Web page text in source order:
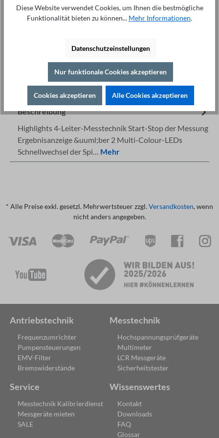
Details
Fachberatung unter
+49 421 277 9999
Beschreibung
Highlights 4-Leiter-Messtechnik Start-Stop der Messung
Ergebnisanzeige &uuml;ber 2 Multi-Colour-LEDs
Schnellwechsel der Spi… Mehr
* Alle Preise exkl. gesetzl. Mehrwertsteuer zzgl. Versandkosten, wenn
nicht anders angegeben.
Antriebstechnik
Frequenzumrichter
Pumpensteuerungen
EMV-Filter
Bremswiderstände
Messtechnik
Hochspannungsprüfgeräte
Multimeter
LCR Messgeräte
Sicherheitstester
Service
Messtechnik Kalibrierdienst
Messgeräte mieten
SALE
Wissenswertes
Kontakt
Downloads
FAQ
Glossar
Diese Website verwendet Cookies, um Ihnen die bestmögliche
Funktionalität bieten zu können... Mehr Informationen.
Datenschutzeinstellungen
Nur funktionale Cookies akzeptieren
Cookies akzeptieren Alle Cookies akzeptieren